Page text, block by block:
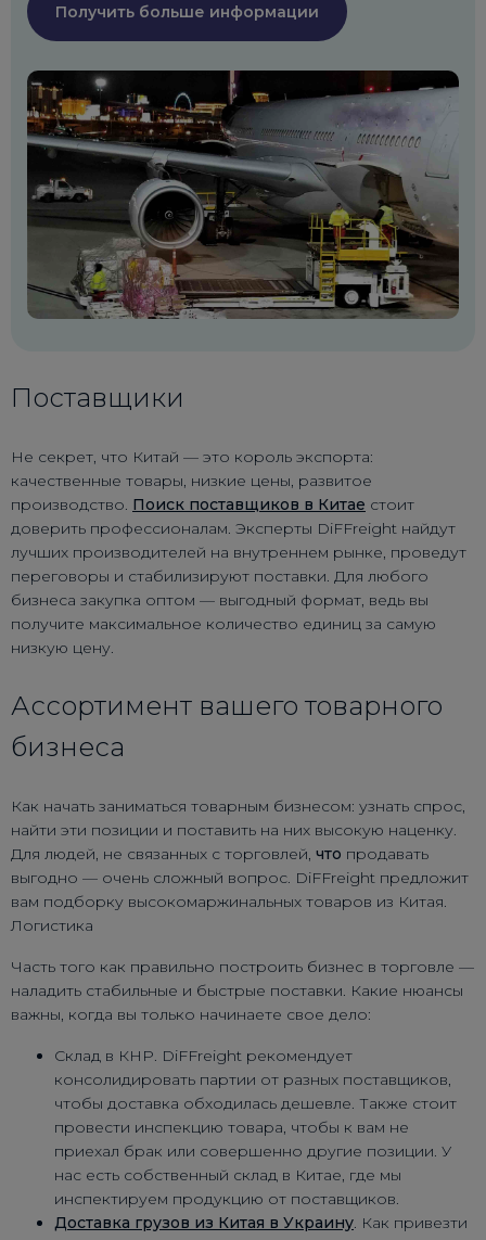
Получить больше информации
Поставщики
Не секрет, что Китай — это король экспорта:
качественные товары, низкие цены, развитое
производство. Поиск поставщиков в Китае стоит
доверить профессионалам. Эксперты DiFFreight найдут
лучших производителей на внутреннем рынке, проведут
переговоры и стабилизируют поставки. Для любого
бизнеса закупка оптом — выгодный формат, ведь вы
получите максимальное количество единиц за самую
низкую цену.
Ассортимент вашего товарного
бизнеса
Как начать заниматься товарным бизнесом: узнать спрос,
найти эти позиции и поставить на них высокую наценку.
Для людей, не связанных с торговлей, что продавать
выгодно — очень сложный вопрос. DiFFreight предложит
вам подборку высокомаржинальных товаров из Китая.
Логистика
Часть того как правильно построить бизнес в торговле —
наладить стабильные и быстрые поставки. Какие нюансы
важны, когда вы только начинаете свое дело:
Склад в КНР. DiFFreight рекомендует
консолидировать партии от разных поставщиков,
чтобы доставка обходилась дешевле. Также стоит
провести инспекцию товара, чтобы к вам не
приехал брак или совершенно другие позиции. У
нас есть собственный склад в Китае, где мы
инспектируем продукцию от поставщиков.
Доставка грузов из Китая в Украину. Как привезти